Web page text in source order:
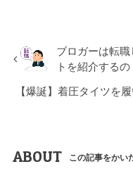
ブロガーは転
トを紹介する
【爆誕】着圧タイツを
ABOUT この記事をかい